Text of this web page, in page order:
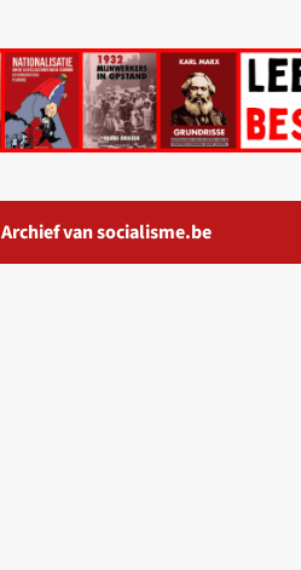
Archief van socialisme.be